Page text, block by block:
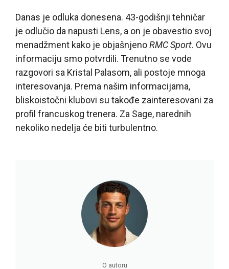
Danas je odluka donesena. 43-godišnji tehničar
je odlučio da napusti Lens, a on je obavestio svoj
menadžment kako je objašnjenoRMC Sport. Ovu
informaciju smo potvrdili. Trenutno se vode
razgovori sa Kristal Palasom, ali postoje mnoga
interesovanja. Prema našim informacijama,
bliskoistočni klubovi su takođe zainteresovani za
profil francuskog trenera. Za Sage, narednih
nekoliko nedelja će biti turbulentno.
O autoru